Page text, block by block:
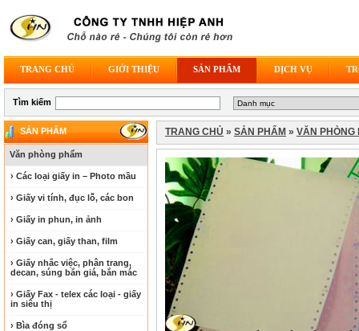
TRANG CHỦ GIỚI THIỆU SẢN PHẨM DỊCH VỤ
Tìm kiếm
SẢN PHẨM
Văn phòng phẩm
› Các loại giấy in – Photo mầu
› Giấy vi tính, đục lỗ, các bon
› Giấy in phun, in ảnh
› Giấy can, giấy than, film
› Giấy nhắc việc, phân trang,
decan, súng bắn giá, bắn mác
› Giấy Fax - telex các loại - giấy
in siêu thị
› Bìa đóng sổ
TRANG CHỦ » SẢN PHẨM » VĂN PHÒNG